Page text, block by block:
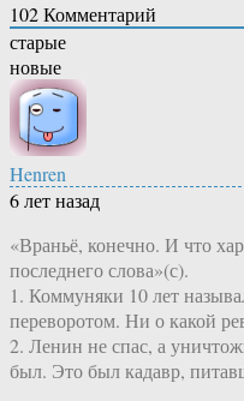
102Комментарий
старые
новые
Henren
6 лет назад
«Враньё, конечно. И что
последнего слова»(с).
1. Коммуняки 10 лет
переворотом. Ни о какой
2. Ленин не спас, а
был. Это был кадавр,